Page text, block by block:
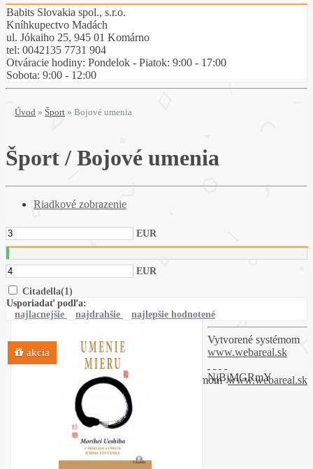
Babits Slovakia spol., s.r.o.
Kníhkupectvo Madách
ul. Jókaiho 25, 945 01 Komárno
tel: 0042135 7731 904
Otváracie hodiny: Pondelok - Piatok: 9:00 - 17:00
Sobota: 9:00 - 12:00
Úvod » Šport » Bojové umenia
Šport / Bojové umenia
Riadkové zobrazenie
EUR
EUR
Citadella(1)
Usporiadať podľa:
najlacnejšie
najdrahšie najlepšie hodnotené
akcia
Vytvorené systémom
www.webareal.sk
Vytvorené systémom www.webareal.sk
NjBjMGRmY